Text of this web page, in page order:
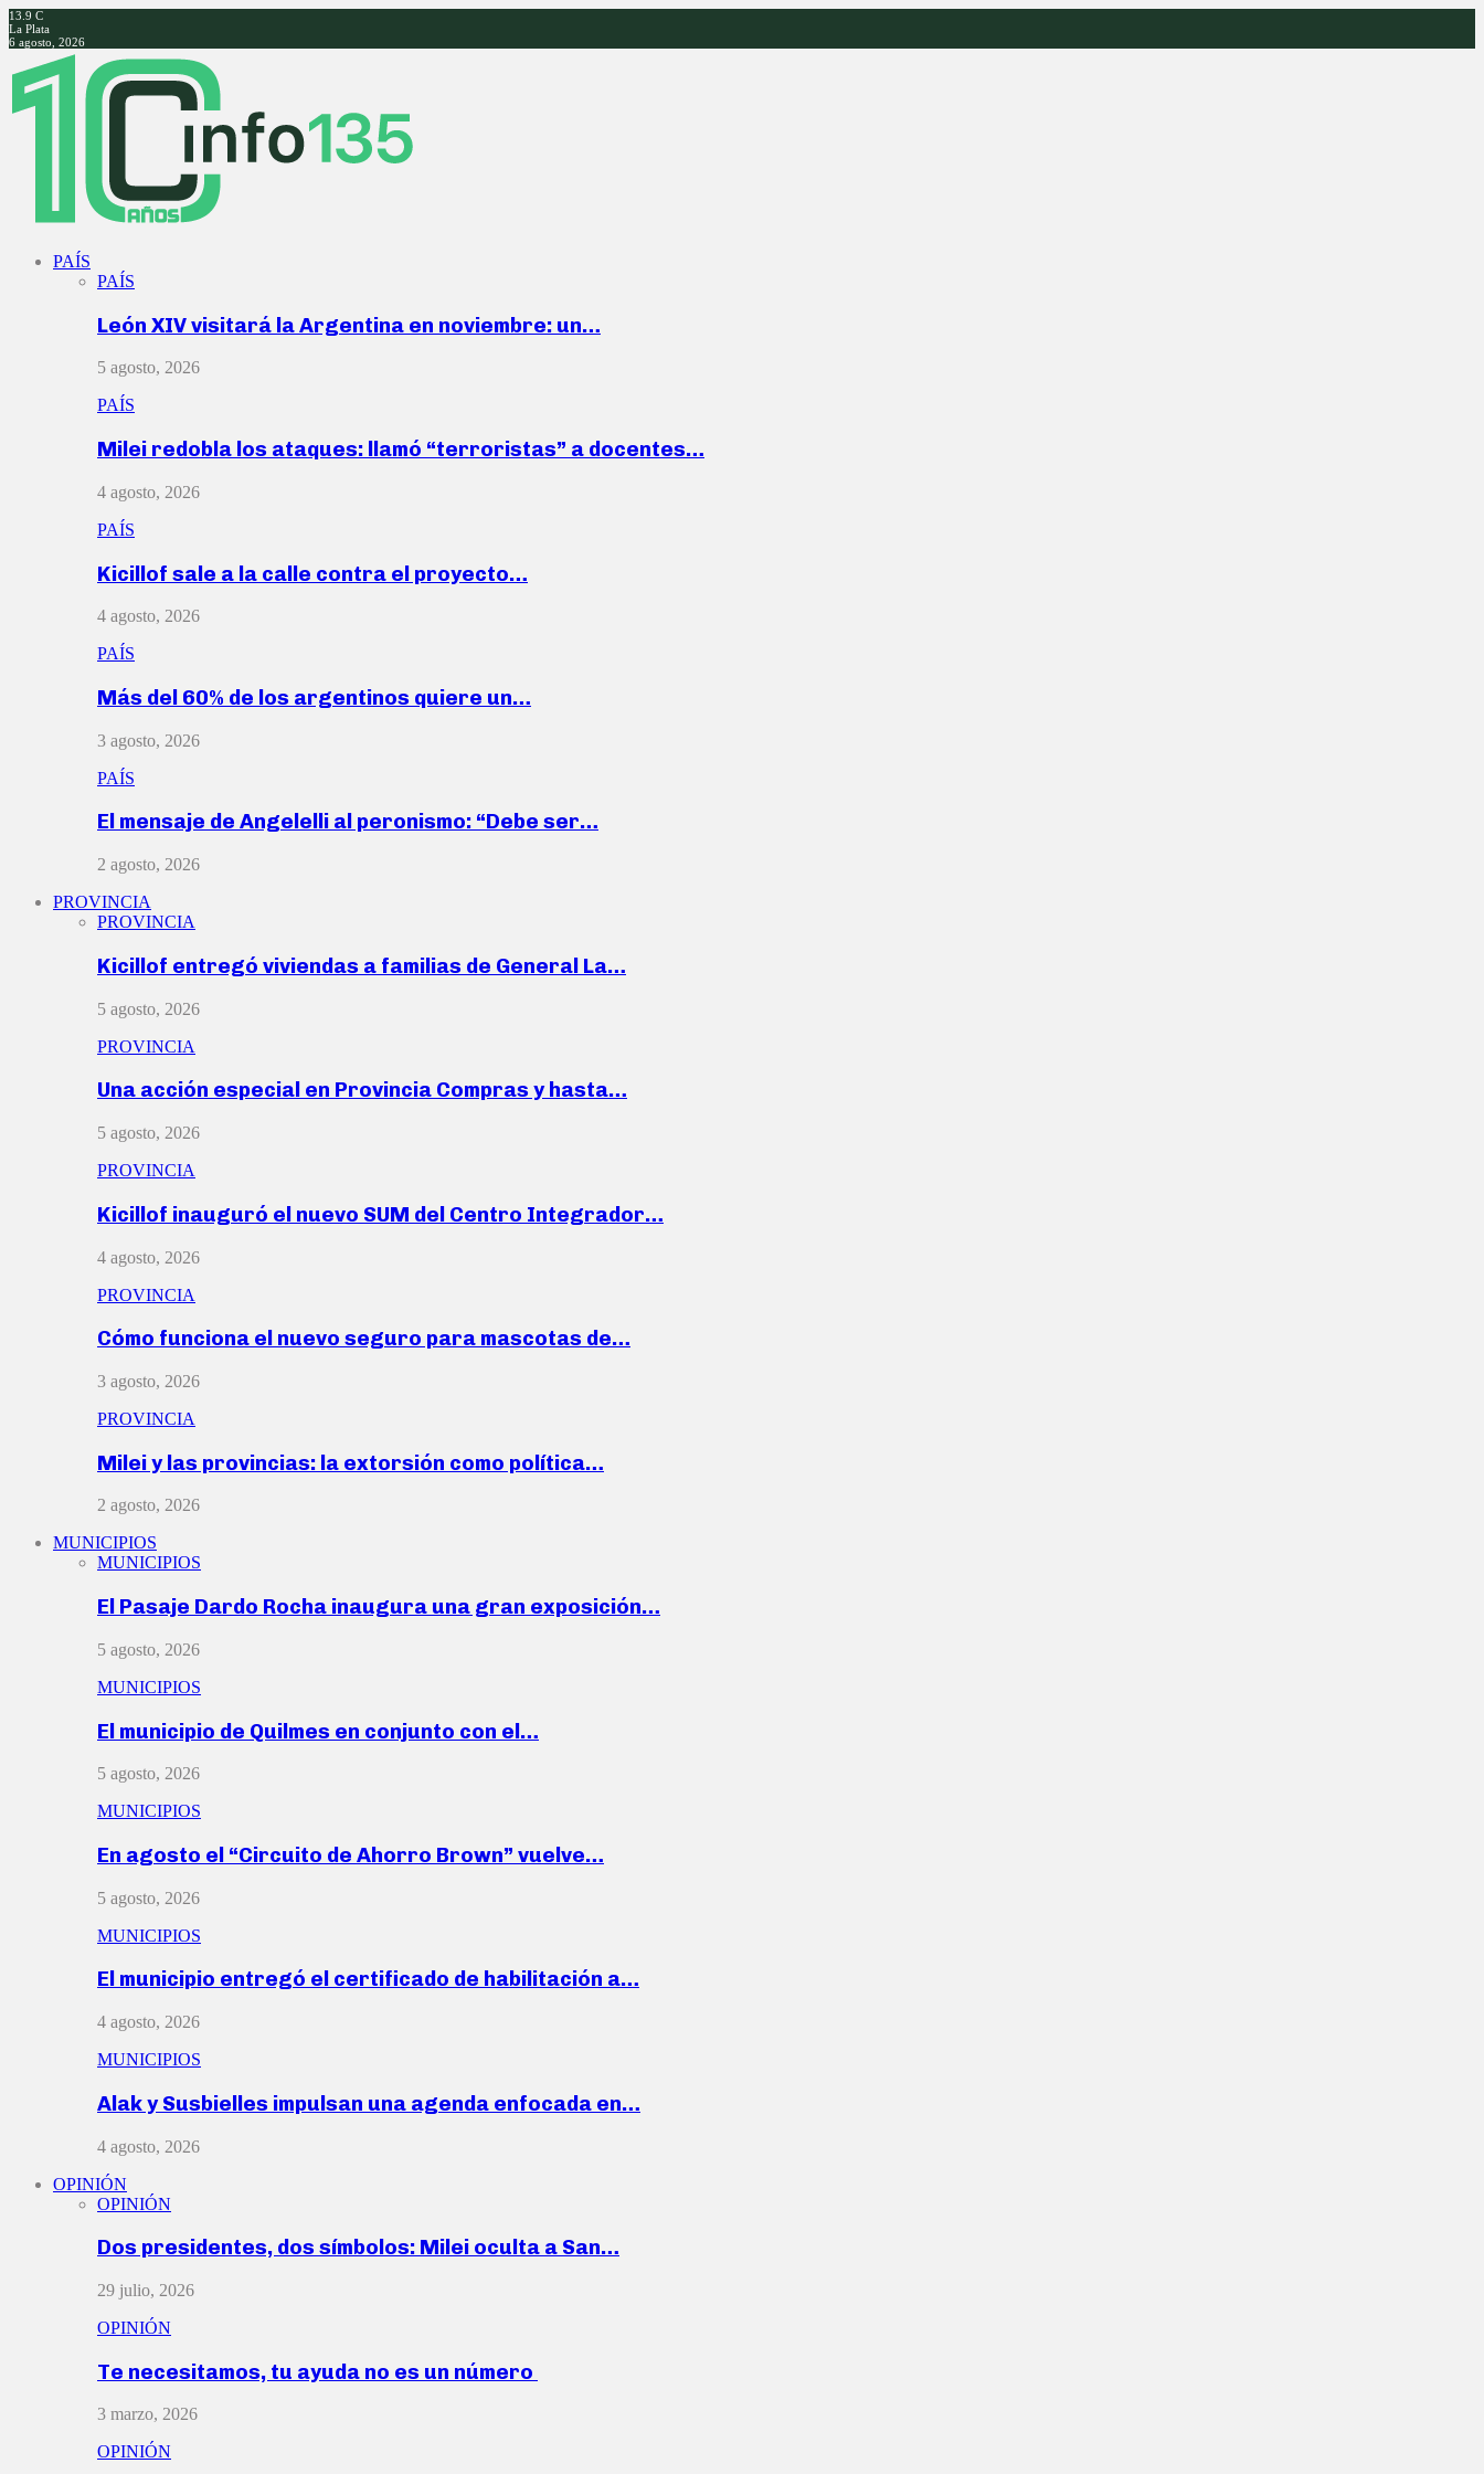
13.9 C
La Plata
6 agosto, 2026
Facebook
Twitter
Instagram
Youtube
PAÍS
PAÍS
León XIV visitará la Argentina en noviembre: un…
5 agosto, 2026
PAÍS
Milei redobla los ataques: llamó “terroristas” a docentes…
4 agosto, 2026
PAÍS
Kicillof sale a la calle contra el proyecto…
4 agosto, 2026
PAÍS
Más del 60% de los argentinos quiere un…
3 agosto, 2026
PAÍS
El mensaje de Angelelli al peronismo: “Debe ser…
2 agosto, 2026
PROVINCIA
PROVINCIA
Kicillof entregó viviendas a familias de General La…
5 agosto, 2026
PROVINCIA
Una acción especial en Provincia Compras y hasta…
5 agosto, 2026
PROVINCIA
Kicillof inauguró el nuevo SUM del Centro Integrador…
4 agosto, 2026
PROVINCIA
Cómo funciona el nuevo seguro para mascotas de…
3 agosto, 2026
PROVINCIA
Milei y las provincias: la extorsión como política…
2 agosto, 2026
MUNICIPIOS
MUNICIPIOS
El Pasaje Dardo Rocha inaugura una gran exposición…
5 agosto, 2026
MUNICIPIOS
El municipio de Quilmes en conjunto con el…
5 agosto, 2026
MUNICIPIOS
En agosto el “Circuito de Ahorro Brown” vuelve…
5 agosto, 2026
MUNICIPIOS
El municipio entregó el certificado de habilitación a…
4 agosto, 2026
MUNICIPIOS
Alak y Susbielles impulsan una agenda enfocada en…
4 agosto, 2026
OPINIÓN
OPINIÓN
Dos presidentes, dos símbolos: Milei oculta a San…
29 julio, 2026
OPINIÓN
Te necesitamos, tu ayuda no es un número
3 marzo, 2026
OPINIÓN